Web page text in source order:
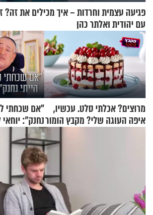
פגיעה עצמית וחרדות – איך מכילים את זה?
עם יהודית ואלתר כהן
מרוצים? אכלתי סלט. עכשיו,
איפה העוגה שלי? מקבץ הומור
"אם שכחתי
נחנק": יוחאי
מעורר השראה